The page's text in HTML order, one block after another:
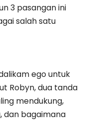
3 pasangan ini
salah satu
ego untuk
Robyn, dua tanda
mendukung,
dan bagaimana